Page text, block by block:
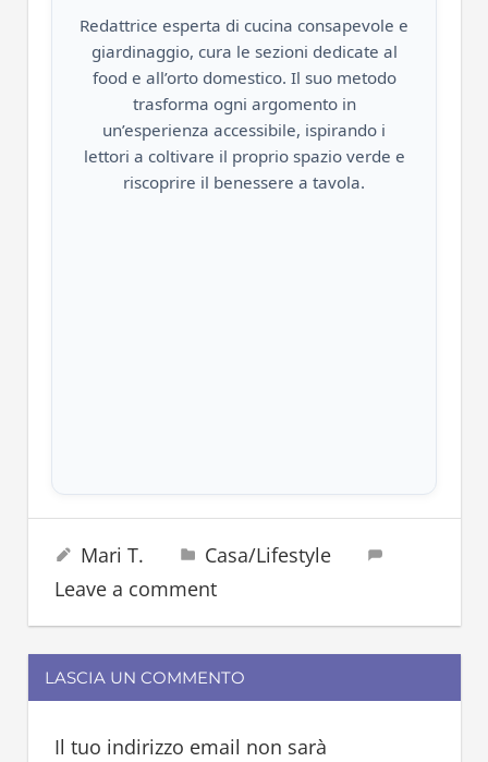
Redattrice esperta di cucina consapevole e
giardinaggio, cura le sezioni dedicate al
food e all’orto domestico. Il suo metodo
trasforma ogni argomento in
un’esperienza accessibile, ispirando i
lettori a coltivare il proprio spazio verde e
riscoprire il benessere a tavola.
spagna
zuppa
4 Agosto 2025
Mari T.
Casa/Lifestyle
Leave a comment
LASCIA UN COMMENTO
Il tuo indirizzo email non sarà